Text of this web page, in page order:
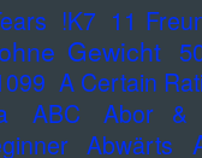
!K7 11
Gewicht
A Certain
ABC
Abor &
Abwärts